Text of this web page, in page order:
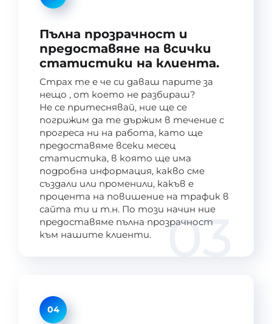
03
Пълна прозрачност и
предоставяне на всички
статистики на клиента.
Страх те е че си даваш парите за
нещо , от което не разбираш?
Не се притеснявай, ние ще се
погрижим да те държим в течение с
прогреса ни на работа, като ще
предоставяме всеки месец
статистика, в която ще има
подробна информация, какво сме
създали или променили, какъв е
процента на повишение на трафик в
сайта ти и т.н. По този начин ние
предоставяме пълна прозрачност
към нашите клиенти.
04